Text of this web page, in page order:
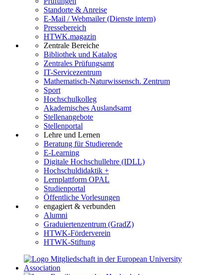
Standorte & Anreise
E-Mail / Webmailer (Dienste intern)
Pressebereich
HTWK.magazin
Zentrale Bereiche
Bibliothek und Katalog
Zentrales Prüfungsamt
IT-Servicezentrum
Mathematisch-Naturwissensch. Zentrum
Sport
Hochschulkolleg
Akademisches Auslandsamt
Stellenangebote
Stellenportal
Lehre und Lernen
Beratung für Studierende
E-Learning
Digitale Hochschullehre (IDLL)
Hochschuldidaktik +
Lernplattform OPAL
Studienportal
Öffentliche Vorlesungen
engagiert & verbunden
Alumni
Graduiertenzentrum (GradZ)
HTWK-Förderverein
HTWK-Stiftung